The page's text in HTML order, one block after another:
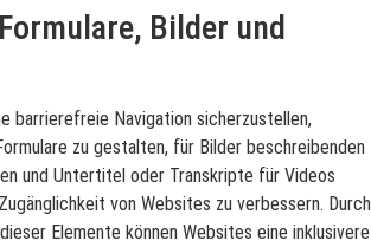
Bilder und
barrierefreie Navigation sicherzustellen,
zu gestalten, für Bilder beschreibenden
und Untertitel oder Transkripte für Videos
von Websites zu verbessern. Durch
Elemente können Websites eine inklusivere